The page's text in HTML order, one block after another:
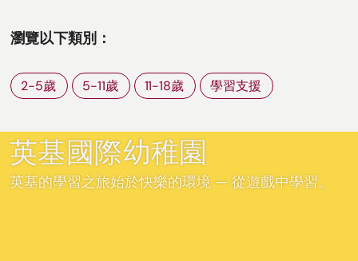
瀏覽以下類別：
2-5歲 5-11歲 11-18歲 學習支援
英基國際幼稚園
英基的學習之旅始於快樂的環境 — 從遊戲中學習。